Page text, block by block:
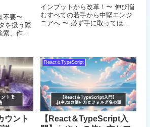
不要〜
を扱う際
索、作
と
いを解
インプットから改革！〜 伸び悩
むすべての若手から中堅エンジ
ニアへ 〜 必ず手に取ってほし
に、システム開発における全体
的な知識、設計思想、開発手
法、UI&UXの知識をインプット
して視座と理解力を上げておく
と良いでしょう！
ウント
React＆TypeScript
【React＆TypeScript入